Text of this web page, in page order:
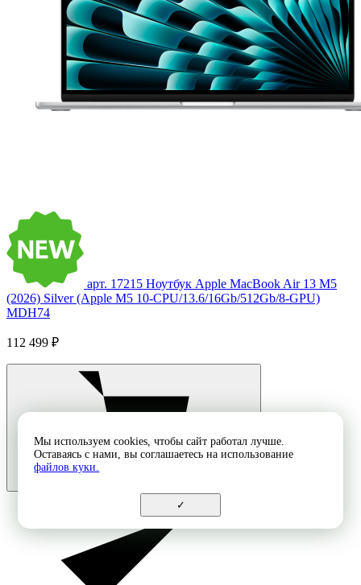
арт. 17215 Ноутбук Apple MacBook Air 13 M5
(2026) Silver (Apple M5 10-CPU/13.6/16Gb/512Gb/8-GPU)
MDH74
112 499 ₽
Мы используем cookies, чтобы сайт работал лучше.
Оставаясь с нами, вы соглашаетесь на использование
файлов куки.
✓